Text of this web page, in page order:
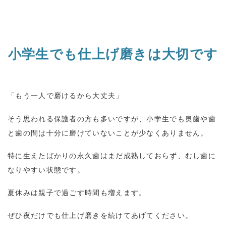
小学生でも仕上げ磨きは大切です
「もう一人で磨けるから大丈夫」
そう思われる保護者の方も多いですが、小学生でも奥歯や歯
と歯の間は十分に磨けていないことが少なくありません。
特に生えたばかりの永久歯はまだ成熟しておらず、むし歯に
なりやすい状態です。
夏休みは親子で過ごす時間も増えます。
ぜひ夜だけでも仕上げ磨きを続けてあげてください。